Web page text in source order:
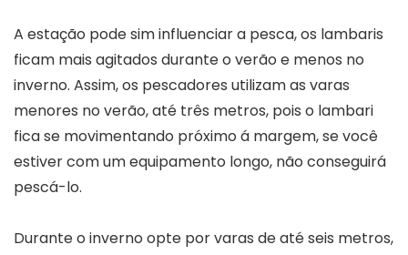
A estação pode sim influenciar a pesca, os lambaris
ficam mais agitados durante o verão e menos no
inverno. Assim, os pescadores utilizam as varas
menores no verão, até três metros, pois o lambari
fica se movimentando próximo á margem, se você
estiver com um equipamento longo, não conseguirá
pescá-lo.
Durante o inverno opte por varas de até seis metros,